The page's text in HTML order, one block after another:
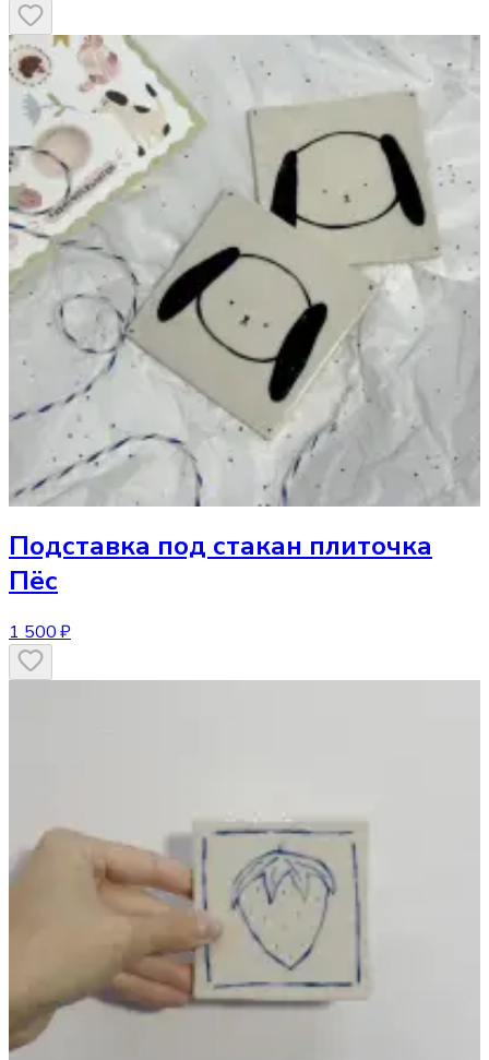
Подставка под стакан плиточка
Пёс
1 500 ₽